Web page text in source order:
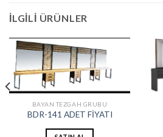
İLGILI ÜRÜNLER
BAYAN TEZGAH GRUBU
BDR-141 ADET FİYATI